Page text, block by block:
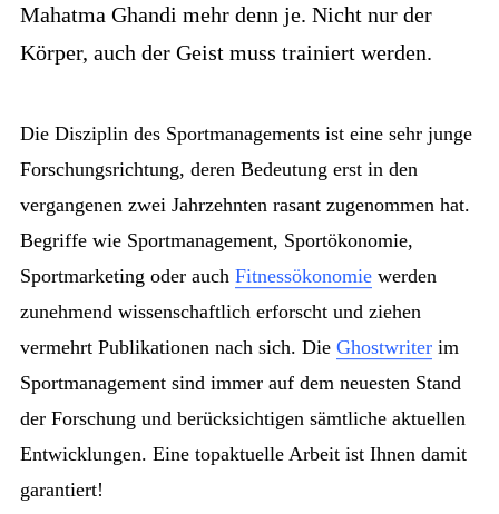
Mahatma Ghandi mehr denn je. Nicht nur der
Körper, auch der Geist muss trainiert werden.
Die Disziplin des Sportmanagements ist eine sehr junge
Forschungsrichtung, deren Bedeutung erst in den
vergangenen zwei Jahrzehnten rasant zugenommen hat.
Begriffe wie Sportmanagement, Sportökonomie,
Sportmarketing oder auch Fitnessökonomie werden
zunehmend wissenschaftlich erforscht und ziehen
vermehrt Publikationen nach sich. Die Ghostwriter im
Sportmanagement sind immer auf dem neuesten Stand
der Forschung und berücksichtigen sämtliche aktuellen
Entwicklungen. Eine topaktuelle Arbeit ist Ihnen damit
garantiert!